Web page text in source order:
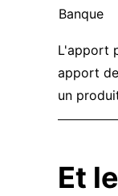
Banque
L'apport
apport
un
Et